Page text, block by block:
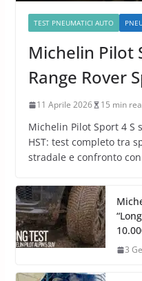
TEST PNEUMATICI AUTO
Michelin Pilot
Range Rover
11 Aprile 2026 15 min
Michelin Pilot Sport 4 S
HST: test completo tra
stradale e confronto
3